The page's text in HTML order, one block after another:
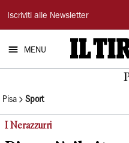
Il
Tirreno
Iscriviti alle Newsletter
MENU
Pisa Sport
I Nerazzurri